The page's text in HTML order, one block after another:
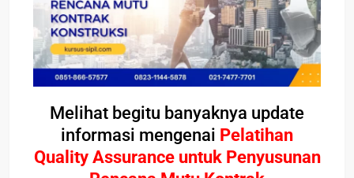
Melihat begitu banyaknya update
informasi mengenai Pelatihan
Quality Assurance untuk Penyusunan